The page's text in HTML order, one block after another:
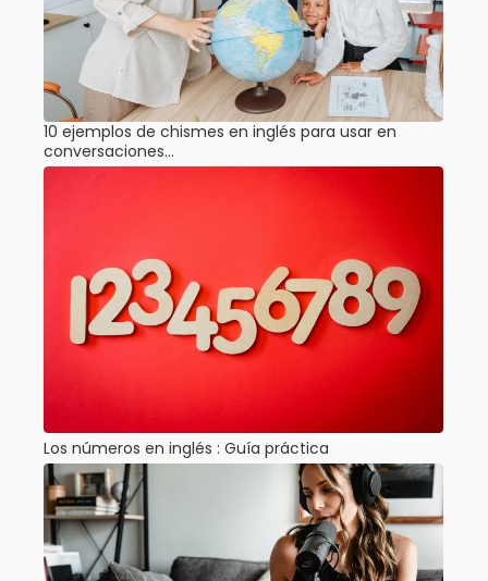
10 ejemplos de chismes en inglés para usar en
conversaciones…
Los números en inglés : Guía práctica